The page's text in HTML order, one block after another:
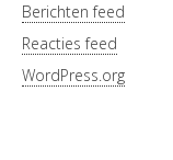
Berichten feed
Reacties feed
WordPress.org